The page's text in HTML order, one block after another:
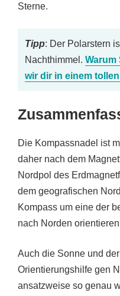
Sterne.
Tipp: Der Polarstern
Nachthimmel. Warum
wir dir in einem tollen
Die Kompassnadel ist
daher nach dem
Nordpol des
dem geografischen
Kompass um eine der
nach Norden
Auch die Sonne und
Orientierungshilfe gen
ansatzweise so genau